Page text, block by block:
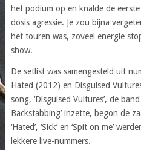
het podium op en knalde de
dosis agressie. Je zou bijna
het touren was, zoveel energie
show.
De setlist was samengesteld uit
Hated (2012) en Disguised
song, ‘Disguised Vultures’, de
Backstabbing’ inzette, begon de
‘Hated’, ‘Sick’ en ‘Spit on me’
lekkere live-nummers.